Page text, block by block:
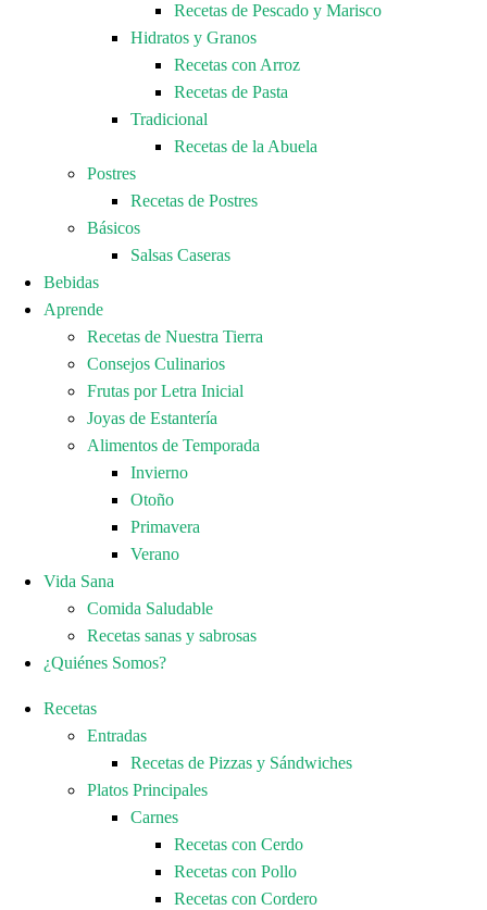
Recetas de Pescado y Marisco
Hidratos y Granos
Recetas con Arroz
Recetas de Pasta
Tradicional
Recetas de la Abuela
Postres
Recetas de Postres
Básicos
Salsas Caseras
Bebidas
Aprende
Recetas de Nuestra Tierra
Consejos Culinarios
Frutas por Letra Inicial
Joyas de Estantería
Alimentos de Temporada
Invierno
Otoño
Primavera
Verano
Vida Sana
Comida Saludable
Recetas sanas y sabrosas
¿Quiénes Somos?
Recetas
Entradas
Recetas de Pizzas y Sándwiches
Platos Principales
Carnes
Recetas con Cerdo
Recetas con Pollo
Recetas con Cordero